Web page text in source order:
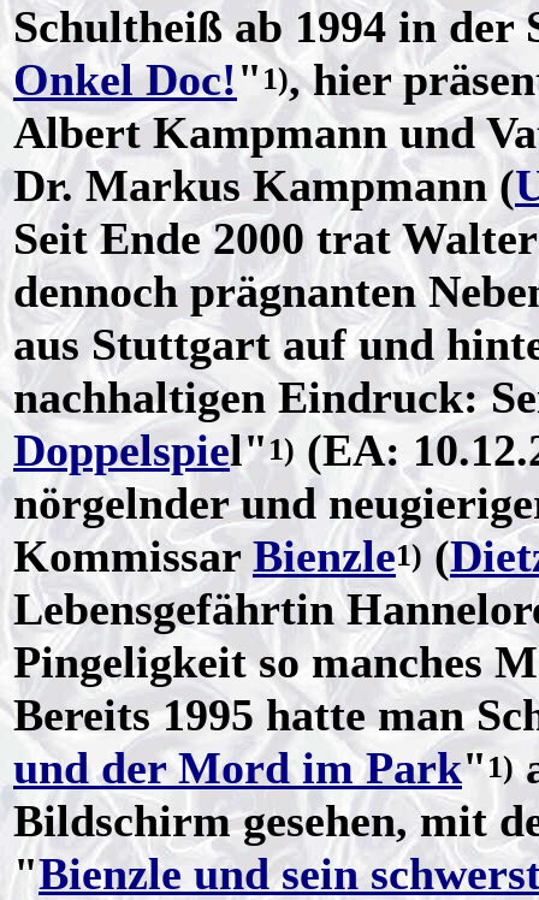
Schultheiß ab 1994 in
Onkel Doc!" 1), hier
Albert Kampmann und
Dr. Markus Kampmann (
Seit Ende 2000 trat
dennoch prägnanten
aus Stuttgart auf und
nachhaltigen Eindruck:
Doppelspiel"1) (EA:
nörgelnder und
Kommissar Bienzle1) (
Lebensgefährtin
Pingeligkeit so manches
Bereits 1995 hatte man
und der Mord im Park"1)
Bildschirm gesehen, mit
"Bienzle und sein